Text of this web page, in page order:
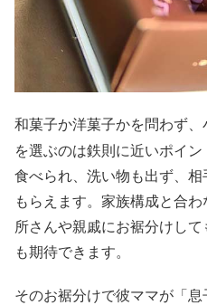
和菓子か洋菓子かを問わず、
を選ぶのは鉄則に近いポイ
食べられ、洗い物も出ず、
もらえます。家族構成と合
所さんや親戚にお裾分けし
も期待できます。
そのお裾分けで彼ママが「息